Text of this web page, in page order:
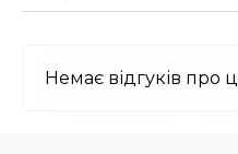
Немає відгуків про